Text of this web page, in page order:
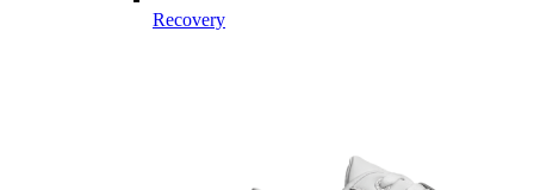
Recovery